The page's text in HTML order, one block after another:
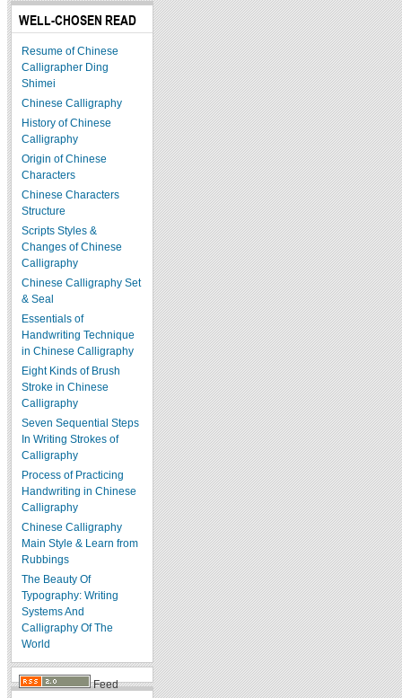
WELL-CHOSEN READ
Resume of Chinese
Calligrapher Ding
Shimei
Chinese Calligraphy
History of Chinese
Calligraphy
Origin of Chinese
Characters
Chinese Characters
Structure
Scripts Styles &
Changes of Chinese
Calligraphy
Chinese Calligraphy Set
& Seal
Essentials of
Handwriting Technique
in Chinese Calligraphy
Eight Kinds of Brush
Stroke in Chinese
Calligraphy
Seven Sequential Steps
In Writing Strokes of
Calligraphy
Process of Practicing
Handwriting in Chinese
Calligraphy
Chinese Calligraphy
Main Style & Learn from
Rubbings
The Beauty Of
Typography: Writing
Systems And
Calligraphy Of The
World
Feed